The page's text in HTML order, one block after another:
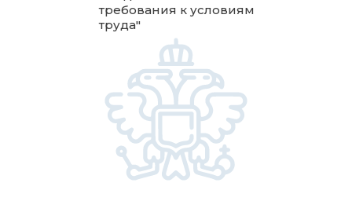
требования к условиям
труда"